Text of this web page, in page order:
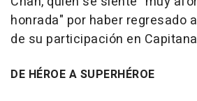
honrada" por haber regresado
de su participación en
DE HÉROE A SUPERHÉROE